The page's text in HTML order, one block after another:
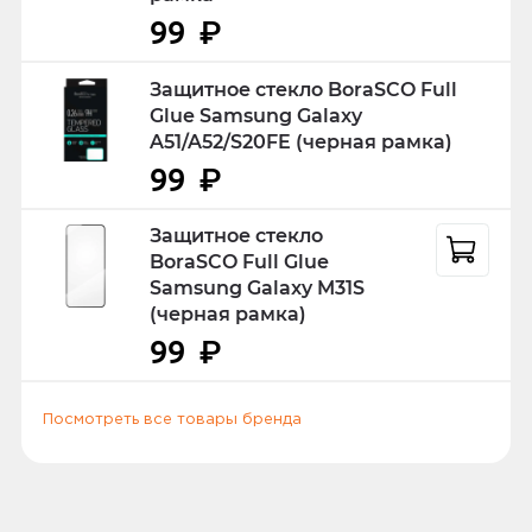
Написать отзыв
во время его оформления, а также
получении. К оплате принимаются
карты: Visa, Mastercard и Мир.
При оплате банковской картой при
предъявить российский или
заграничный паспорт, водительское
удостоверение или другой документ
99 ₽
Защитное стекло BoraSCO Full
Glue Samsung Galaxy
A51/A52/S20FE (черная рамка)
99 ₽
Защитное стекло
BoraSCO Full Glue
Samsung Galaxy M31S
(черная рамка)
99 ₽
Посмотреть все товары бренда